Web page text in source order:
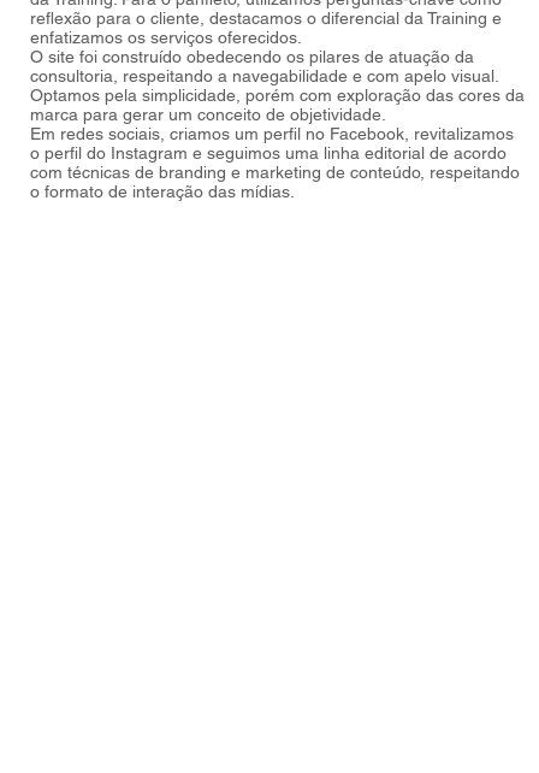
reflexão para o cliente, destacamos o diferencial da Training e
enfatizamos os serviços oferecidos.
O site foi construído obedecendo os pilares de atuação da
consultoria, respeitando a navegabilidade e com apelo visual.
Optamos pela simplicidade, porém com exploração das cores da
marca para gerar um conceito de objetividade.
Em redes sociais, criamos um perfil no Facebook, revitalizamos
o perfil do Instagram e seguimos uma linha editorial de acordo
com técnicas de branding e marketing de conteúdo, respeitando
o formato de interação das mídias.